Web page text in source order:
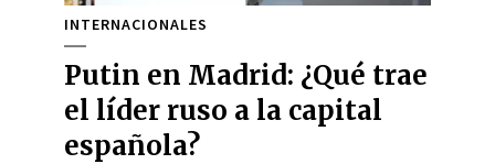
INTERNACIONALES
Putin en Madrid: ¿Qué trae
el líder ruso a la capital
española?